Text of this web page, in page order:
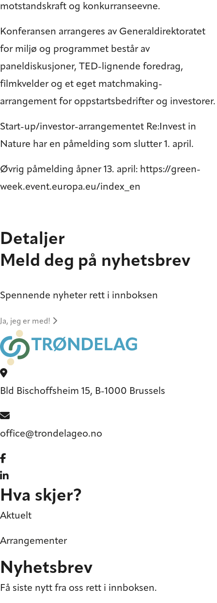
motstandskraft og konkurranseevne.
Konferansen arrangeres av Generaldirektoratet
for miljø og programmet består av
paneldiskusjoner, TED-lignende foredrag,
filmkvelder og et eget matchmaking-
arrangement for oppstartsbedrifter og investorer.
Start-up/investor-arrangementet Re:Invest in
Nature har en påmelding som slutter 1. april.
Øvrig påmelding åpner 13. april: https://green-
week.event.europa.eu/index_en
Detaljer
Meld deg på nyhetsbrev
Spennende nyheter rett i innboksen
Ja, jeg er med!
Bld Bischoffsheim 15, B-1000 Brussels
office@trondelageo.no
Gå til vår LinkedIn
Hva skjer?
Aktuelt
Arrangementer
Nyhetsbrev
Få siste nytt fra oss rett i innboksen.